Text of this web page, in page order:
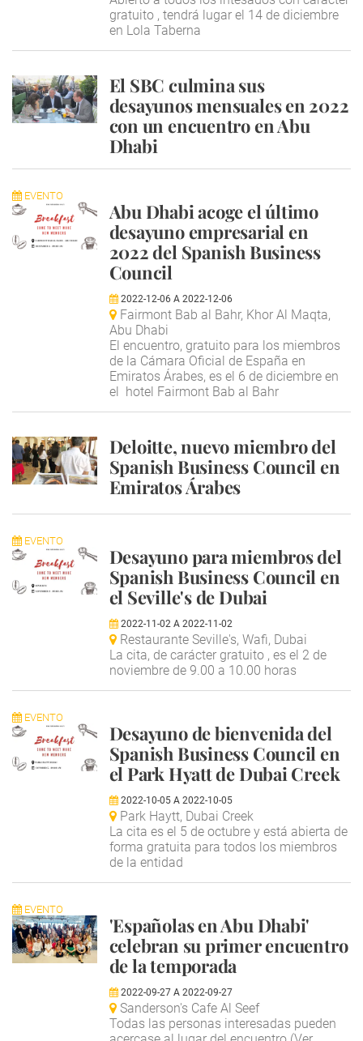
gratuito , tendrá lugar el 14 de diciembre
en Lola Taberna
El SBC culmina sus
desayunos mensuales en 2022
con un encuentro en Abu
Dhabi
EVENTO
Abu Dhabi acoge el último
desayuno empresarial en
2022 del Spanish Business
Council
2022-12-06 A 2022-12-06
Fairmont Bab al Bahr, Khor Al Maqta,
Abu Dhabi
El encuentro, gratuito para los miembros
de la Cámara Oficial de España en
Emiratos Árabes, es el 6 de diciembre en
el hotel Fairmont Bab al Bahr
Deloitte, nuevo miembro del
Spanish Business Council en
Emiratos Árabes
EVENTO
Desayuno para miembros del
Spanish Business Council en
el Seville's de Dubai
2022-11-02A 2022-11-02
Restaurante Seville's, Wafi, Dubai
La cita, de carácter gratuito , es el 2 de
noviembre de 9.00 a 10.00 horas
EVENTO
Desayuno de bienvenida del
Spanish Business Council en
el Park Hyatt de Dubai Creek
2022-10-05A 2022-10-05
Park Haytt, Dubai Creek
La cita es el 5 de octubre y está abierta de
forma gratuita para todos los miembros
de la entidad
EVENTO
'Españolas en Abu Dhabi'
celebran su primer encuentro
de la temporada
2022-09-27A 2022-09-27
Sanderson's Cafe Al Seef
Todas las personas interesadas pueden